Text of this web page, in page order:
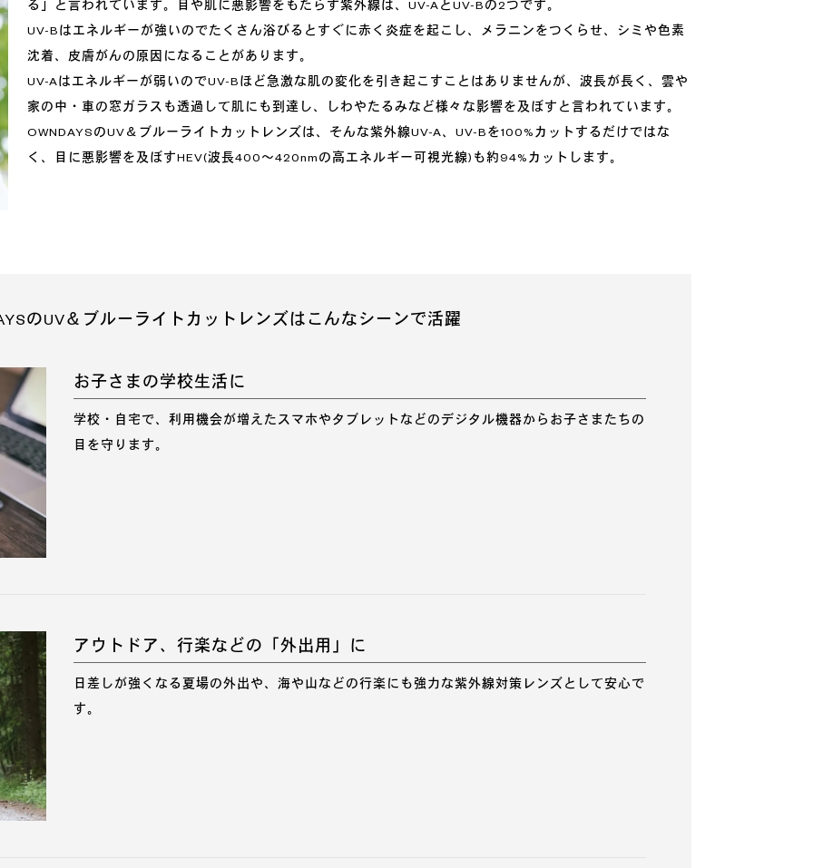
る」と言われています。目や肌に悪影響をもたらす紫外線は、UV-AとUV-Bの2つです。
UV-Bはエネルギーが強いのでたくさん浴びるとすぐに赤く炎症を起こし、メラニンをつくらせ、シミや色素
沈着、皮膚がんの原因になることがあります。
UV-Aはエネルギーが弱いのでUV-Bほど急激な肌の変化を引き起こすことはありませんが、波長が長く、雲や
家の中・車の窓ガラスも透過して肌にも到達し、しわやたるみなど様々な影響を及ぼすと言われています。
OWNDAYSのUV＆ブルーライトカットレンズは、そんな紫外線UV-A、UV-Bを100%カットするだけではな
く、目に悪影響を及ぼすHEV(波長400～420nmの高エネルギー可視光線)も約94%カットします。
のUV＆ブルーライトカットレンズは こんなシーンで活躍
お子さまの学校生活に
学校・自宅で、利用機会が増えたスマホやタブレットなどのデジタル機器からお子さまたちの
目を守ります。
アウトドア、行楽などの「外出用」に
日差しが強くなる夏場の外出や、海や山などの行楽にも強力な紫外線対策レンズとして安心で
す。